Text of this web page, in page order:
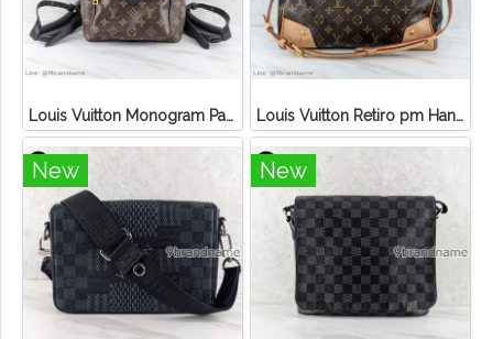
Louis Vuitton Monogram Palm Springs PM Backpack Louis Vuitton Retiro pm Handbag Canvas Monogram
New New